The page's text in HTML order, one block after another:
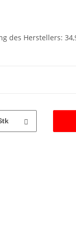
des Herstellers: